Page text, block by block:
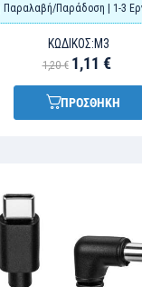
Παραλαβή/Παράδοση | 1-3
ΚΩΔΙΚΌΣ:M3
1,20 € 1,11 €
ΠΡΟΣΘΗΚΗ